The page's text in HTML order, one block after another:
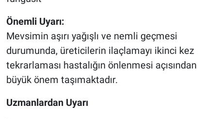
Önemli Uyarı:
Mevsimin aşırı yağışlı ve nemli geçmesi
durumunda, üreticilerin ilaçlamayı ikinci kez
tekrarlaması hastalığın önlenmesi açısından
büyük önem taşımaktadır.
Uzmanlardan Uyarı